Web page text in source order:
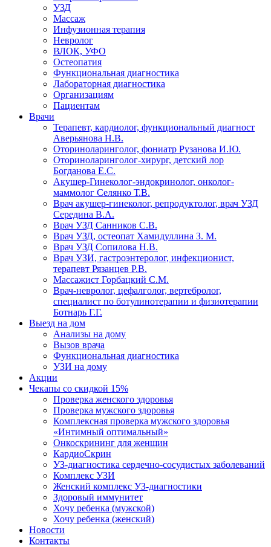
УЗД
Массаж
Инфузионная терапия
Невролог
ВЛОК, УФО
Остеопатия
Функциональная диагностика
Лабораторная диагностика
Организациям
Пациентам
Врачи
Терапевт, кардиолог, функциональный диагност
Аверьянова Н.В.
Оториноларинголог, фониатр Рузанова И.Ю.
Оториноларинголог-хирург, детский лор
Богданова Е.С.
Акушер-Гинеколог-эндокринолог, онколог-
маммолог Селянко Т.В.
Врач акушер-гинеколог, репродуктолог, врач УЗД
Середина В.А.
Врач УЗД Санников С.В.
Врач УЗД, остеопат Хамидуллина З. М.
Врач УЗД Сопилова Н.В.
Врач УЗИ, гастроэнтеролог, инфекционист,
терапевт Рязанцев Р.В.
Массажист Горбацкий С.М.
Врач-невролог, цефалголог, вертебролог,
специалист по ботулинотерапии и физиотерапии
Ботнарь Г.Г.
Выезд на дом
Анализы на дому
Вызов врача
Функциональная диагностика
УЗИ на дому
Акции
Чекапы со скидкой 15%
Проверка женского здоровья
Проверка мужского здоровья
Комплексная проверка мужского здоровья
«Интимный оптимальный»
Онкоcкрининг для женщин
КардиоСкрин
УЗ-диагностика сердечно-сосудистых заболеваний
Комплекс УЗИ
Женский комплекс УЗ-диагностики
Здоровый иммунитет
Хочу ребенка (мужской)
Хочу ребенка (женский)
Новости
Контакты